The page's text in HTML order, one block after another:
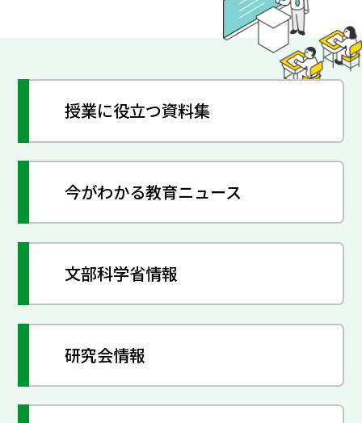
授業に役立つ資料集
今がわかる教育ニュース
文部科学省情報
研究会情報